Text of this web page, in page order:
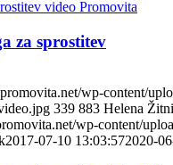
za sprostitev
wp-content/
339 883 Helena
wp-content/
2017-07-10 13:03:572020-